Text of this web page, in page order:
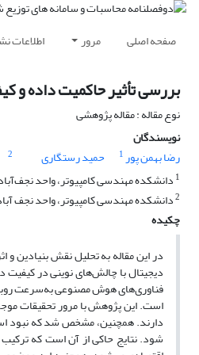
صفحه اصلی مرور اطلاعات
بررسی تأثیر حاکمیت داده
نوع مقاله : مقاله پژوهشی
نویسندگان
رضا بهمن پور1 حمید رستگاری 2
1 دانشکده مهندسی کامپیوتر، واحد
2دانشکده مهندسی کامپیوتر، واحد نجف
چکیده
در این مقاله به تحلیل نقش
دیجیتال با چالش‌های نوینی در
فناوری‌های هوش مصنوعی به‌سرعت
است. این پژوهش با مرور تحقیقات
دارند. همچنین، مشخص شد که نبود
شود. نتایج حاکی از آن است که